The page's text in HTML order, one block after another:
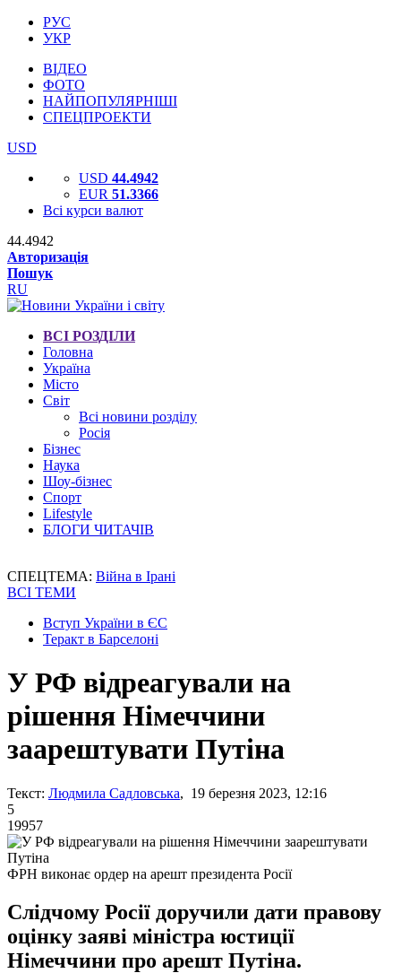
РУС
УКР
ВІДЕО
ФОТО
НАЙПОПУЛЯРНІШІ
СПЕЦПРОЕКТИ
USD
USD 44.4942
EUR 51.3366
Всі курси валют
44.4942
Авторизація
Пошук
RU
ВСІ РОЗДІЛИ
Головна
Україна
Місто
Світ
Всі новини розділу
Росія
Бізнес
Наука
Шоу-бізнес
Спорт
Lifestyle
БЛОГИ ЧИТАЧІВ
СПЕЦТЕМА: Війна в Ірані
ВСІ ТЕМИ
Вступ України в ЄС
Теракт в Барселоні
У РФ відреагували на
рішення Німеччини
заарештувати Путіна
Текст: Людмила Садловська, 19 березня 2023, 12:16
5
19957
ФРН виконає ордер на арешт президента Росії
Слідчому Росії доручили дати правову
оцінку заяві міністра юстиції
Німеччини про арешт Путіна.